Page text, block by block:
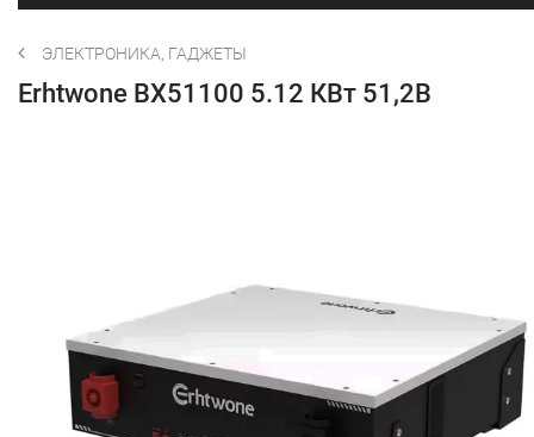
ЭЛЕКТРОНИКА, ГАДЖЕТЫ
Erhtwone BX51100 5.12 КВт 51,2В